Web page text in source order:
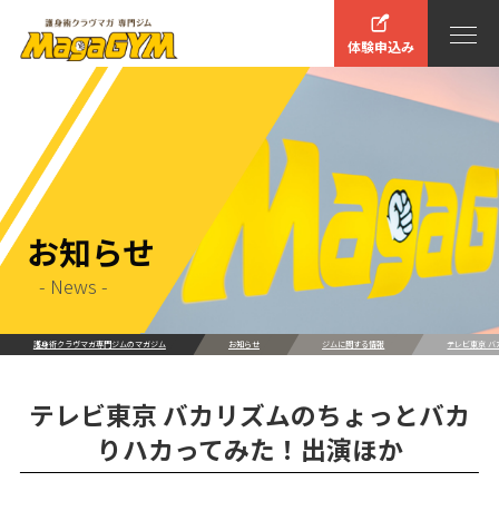
体験申込み
お知らせ
- News -
護身術クラヴマガ専門ジムのマガジム お知らせ ジムに関する情報 テレビ東京 バ
テレビ東京 バカリズムのちょっとバカ
りハカってみた！出演ほか